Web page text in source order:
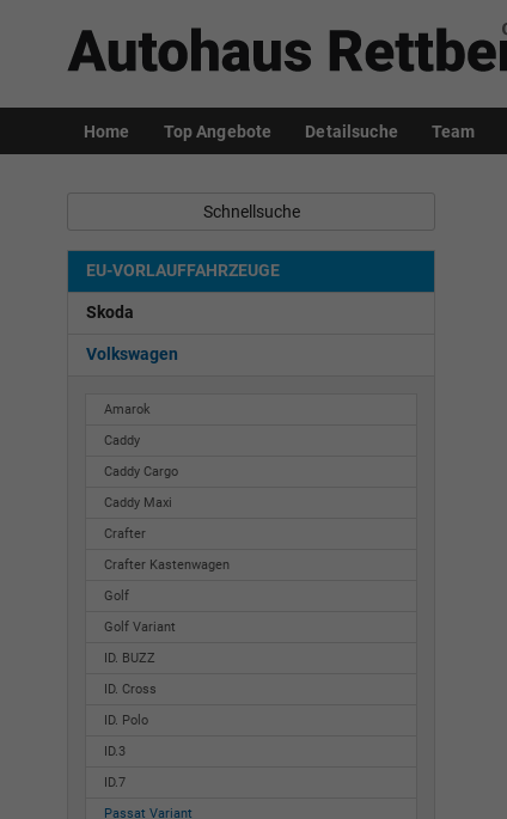
Home Top Angebote Detailsuche Team
Schnellsuche
EU-VORLAUFFAHRZEUGE
Skoda
Volkswagen
Amarok
Caddy
Caddy Cargo
Caddy Maxi
Crafter
Crafter Kastenwagen
Golf
Golf Variant
ID. BUZZ
ID. Cross
ID. Polo
ID.3
ID.7
Passat Variant